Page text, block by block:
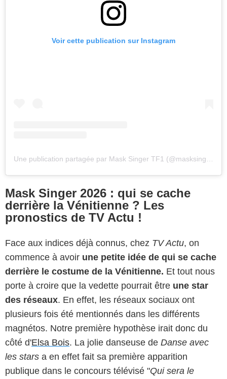
Voir cette publication sur Instagram
Une publication partagée par Mask Singer TF1 (@masksinger_tf1)
Mask Singer 2026 : qui se cache
derrière la Vénitienne ? Les
pronostics de TV Actu !
Face aux indices déjà connus, chez TV Actu, on
commence à avoir une petite idée de qui se cache
derrière le costume de la Vénitienne. Et tout nous
porte à croire que la vedette pourrait être une star
des réseaux. En effet, les réseaux sociaux ont
plusieurs fois été mentionnés dans les différents
magnétos. Notre première hypothèse irait donc du
côté d'Elsa Bois. La jolie danseuse de Danse avec
les stars a en effet fait sa première apparition
publique dans le concours télévisé "Qui sera le